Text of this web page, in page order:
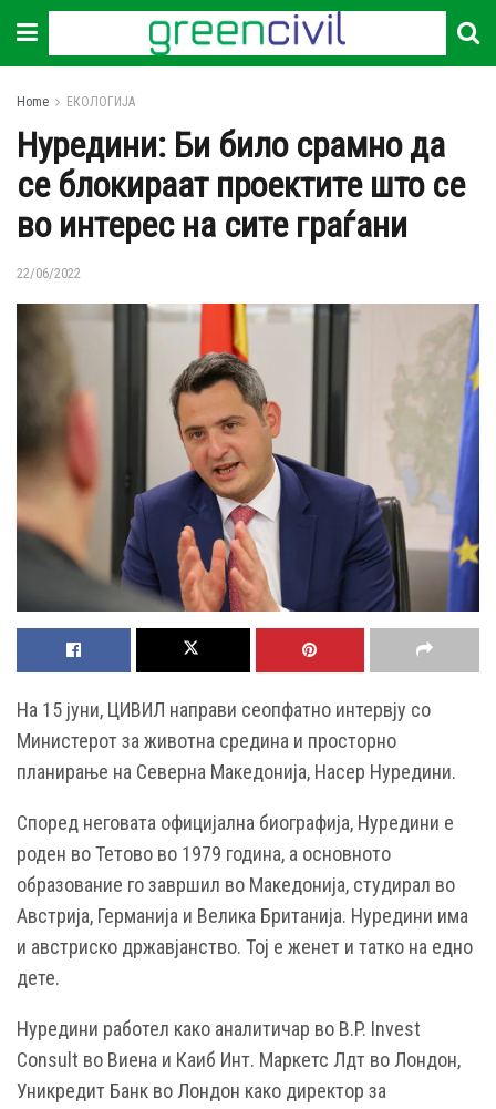
Home ЕКОЛОГИЈА
Нуредини: Би било срамно да
се блокираат проектите што се
во интерес на сите граѓани
22/06/2022
На 15 јуни, ЦИВИЛ направи сеопфатно интервју со
Министерот за животна средина и просторно
планирање на Северна Македонија, Насер Нуредини.
Според неговата официјална биографија, Нуредини е
роден во Тетово во 1979 година, а основното
образование го завршил во Македонија, студирал во
Австрија, Германија и Велика Британија. Нуредини има
и австриско државјанство. Тој е женет и татко на едно
дете.
Нуредини работел како аналитичар во B.P. Invest
Consult во Виена и Каиб Инт. Маркетс Лдт во Лондон,
Уникредит Банк во Лондон како директор за